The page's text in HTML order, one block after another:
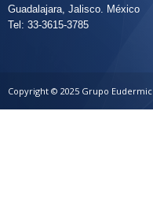
Guadalajara, Jalisco. México
Tel: 33-3615-3785
Copyright © 2025 Grupo Eudermic